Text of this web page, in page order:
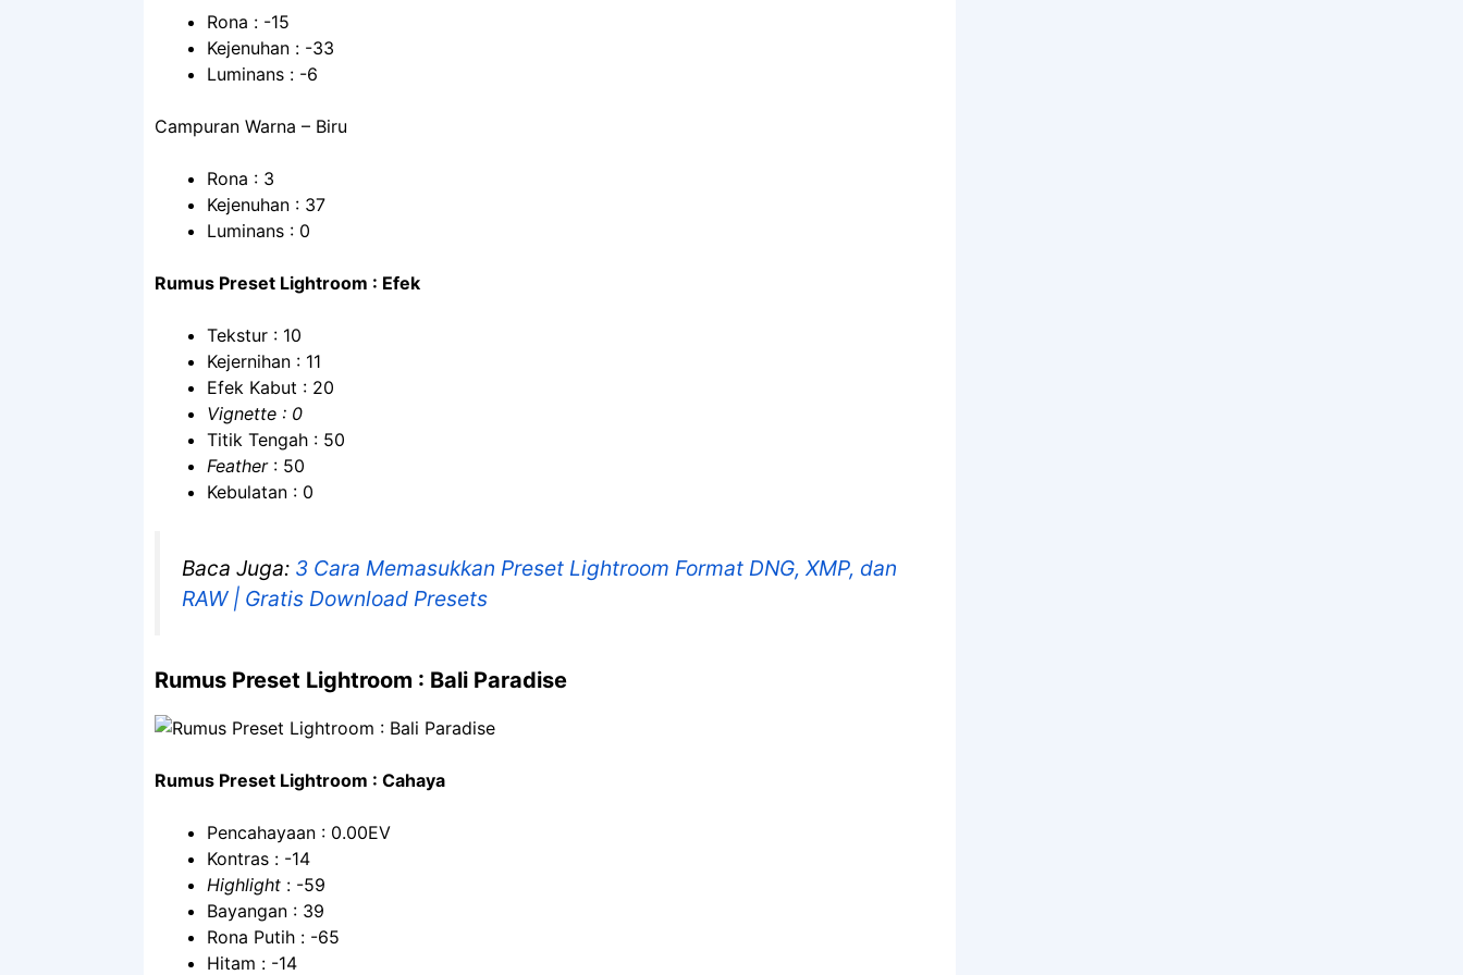
Rona : -15
Kejenuhan : -33
Luminans : -6
Campuran Warna – Biru
Rona : 3
Kejenuhan : 37
Luminans : 0
Rumus Preset Lightroom : Efek
Tekstur : 10
Kejernihan : 11
Efek Kabut : 20
Vignette : 0
Titik Tengah : 50
Feather: 50
Kebulatan : 0
Baca Juga: 3 Cara Memasukkan Preset Lightroom Format DNG, XMP, dan
RAW | Gratis Download Presets
Rumus Preset Lightroom : Bali Paradise
Rumus Preset Lightroom : Cahaya
Pencahayaan : 0.00EV
Kontras : -14
Highlight : -59
Bayangan : 39
Rona Putih : -65
Hitam : -14